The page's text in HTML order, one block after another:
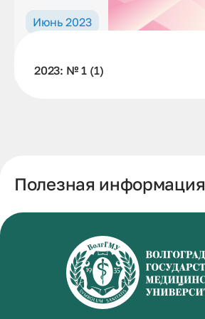
Июнь 2023
2023: № 1 (1)
Полезная информация